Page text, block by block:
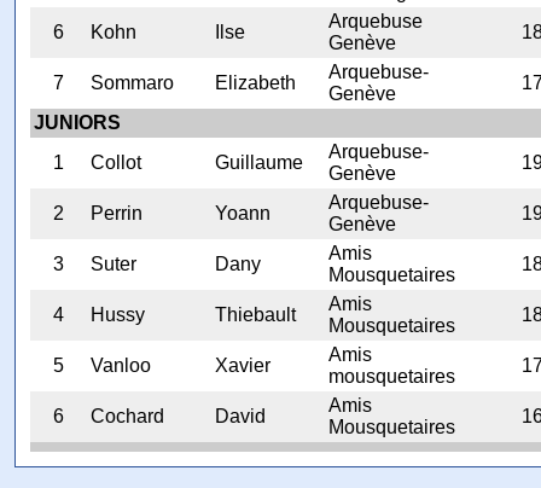
6
Kohn Ilse
Arquebuse
Genève
7 Sommaro Elizabeth
Arquebuse-
Genève
JUNIORS
1
Collot Guillaume
Arquebuse-
Genève
2 Perrin Yoann
Arquebuse-
Genève
3 Suter Dany
Amis
Mousquetaires
4 Hussy Thiebault
Amis
Mousquetaires
5 Vanloo Xavier
Amis
mousquetaires
6 Cochard David
Amis
Mousquetaires